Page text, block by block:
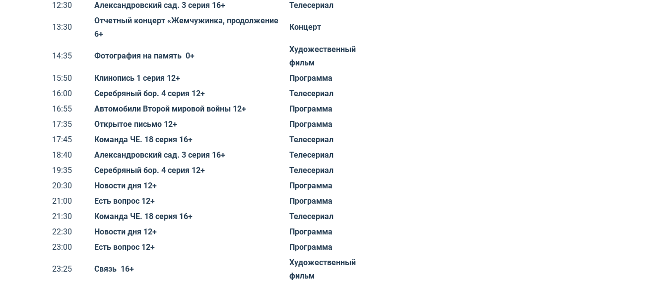
12:30
Александровский сад. 3 серия 16+ Телесериал
13:30
Отчетный концерт «Жемчужинка, продолжение
6+
Концерт
14:35 Фотография на память 0+
Художественный
фильм
15:50
Клинопись 1 серия 12+
Программа
16:00
Серебряный бор. 4 серия 12+
Телесериал
16:55
Автомобили Второй мировой войны 12+
Программа
17:35
Открытое письмо 12+
Программа
17:45
Команда ЧЕ. 18 серия 16+
Телесериал
18:40
Александровский сад. 3 серия 16+
Телесериал
19:35
Серебряный бор. 4 серия 12+
Телесериал
20:30
Новости дня 12+
Программа
21:00
Есть вопрос 12+
Программа
21:30
Команда ЧЕ. 18 серия 16+
Телесериал
22:30
Новости дня 12+
Программа
23:00
Есть вопрос 12+ Программа
23:25 Связь 16+
Художественный
фильм